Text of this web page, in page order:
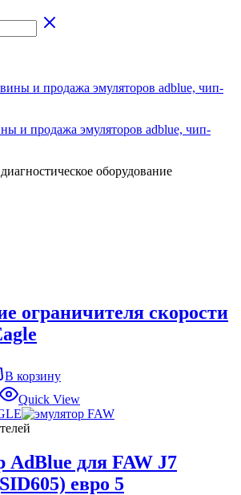
и продажа эмуляторов adblue, чип-
оборудование
ограничителя скорости
В корзину
Quick View
AdBlue для FAW J7
евро 5